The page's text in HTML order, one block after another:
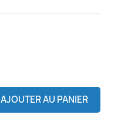
AJOUTER AU PANIER